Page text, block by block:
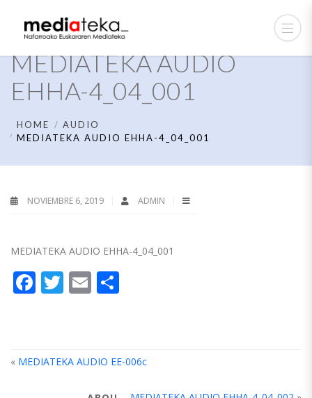
MEDIATEKA AUDIO
EHHA-4_04_001
HOME
AUDIO
MEDIATEKA AUDIO EHHA-4_04_001
NOVIEMBRE 6, 2019 ADMIN
MEDIATEKA AUDIO EHHA-4_04_001
Facebook
Twitter
Email
« MEDIATEKA AUDIO EE-006c